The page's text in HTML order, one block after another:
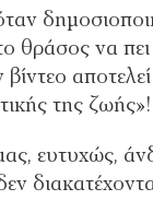
θράσος να πει
της ζωής»!
ευτυχώς,